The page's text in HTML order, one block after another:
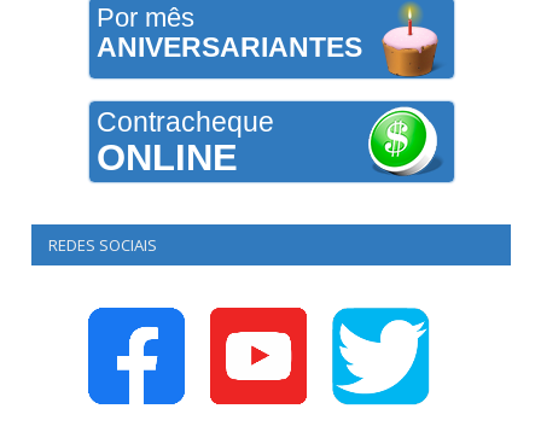
Por mês
ANIVERSARIANTES
Contracheque
ONLINE
REDES SOCIAIS